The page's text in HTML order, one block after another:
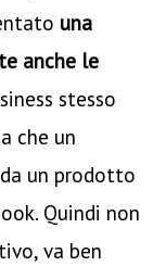
una
anche le
stesso
che un
un prodotto
Quindi non
va ben